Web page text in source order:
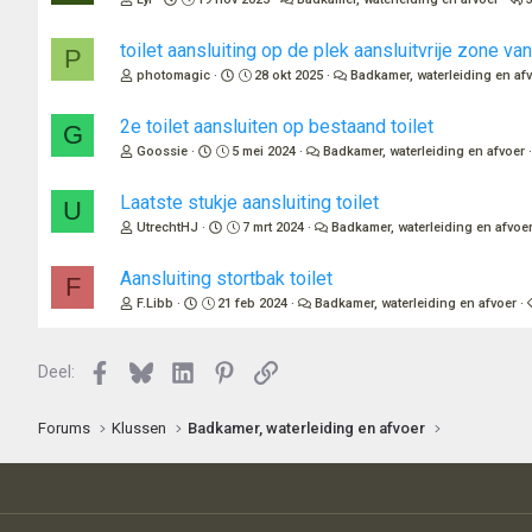
P toilet aansluiting op de plek aansluitvrije zone
photomagic 28 okt 2025 Badkamer, waterleiding en
G 2e toilet aansluiten op bestaand toilet
Goossie 5 mei 2024 Badkamer, waterleiding en afvoer
U Laatste stukje aansluiting toilet
UtrechtHJ 7 mrt 2024 Badkamer, waterleiding en afvoer
F Aansluiting stortbak toilet
F.Libb 21 feb 2024 Badkamer, waterleiding en afvoer
Deel: Facebook
BlueskyLinkedInPinterest
Link
Forums Klussen Badkamer, waterleiding en afvoer